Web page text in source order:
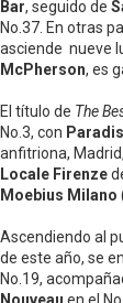
Bar, seguido de
No.37. En otras
asciende nueve
McPherson, es
El título de The
No.3, con
anfitriona,
Locale Firenze
Moebius Milano
Ascendiendo al
de este año, se
No.19,
Nouveau en el